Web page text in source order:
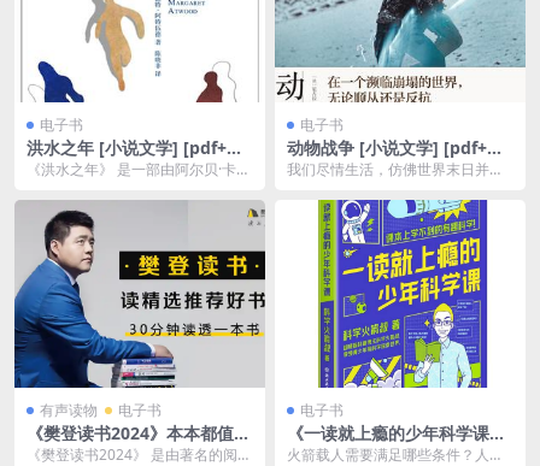
电子书
洪水之年 [ 小说文学] [pdf+全
格式]
《洪水之年》 是一部由阿尔贝·卡缪
事以...
电子书
动物战争 [ 小说文学] [pdf+全
格式]
我们尽情生活，仿佛世界末日并不
马修处女作*法国...
有声读物 电子书
《樊登读书2024》本本都值得
一读[pdf.mp3]
《樊登读书2024》 是由著名的阅读
电子书
《一读就上瘾的少年科学课》
课本上学不到的有趣科学
火箭载人需要满足哪些条件？人类